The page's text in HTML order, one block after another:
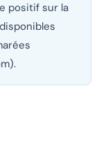
positif sur la